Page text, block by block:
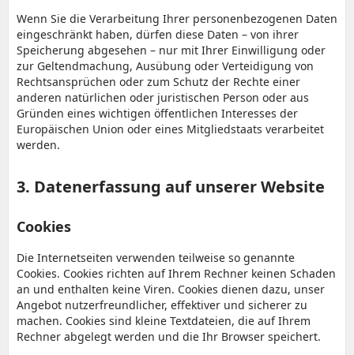
Wenn Sie die Verarbeitung Ihrer personenbezogenen Daten
eingeschränkt haben, dürfen diese Daten – von ihrer
Speicherung abgesehen – nur mit Ihrer Einwilligung oder
zur Geltendmachung, Ausübung oder Verteidigung von
Rechtsansprüchen oder zum Schutz der Rechte einer
anderen natürlichen oder juristischen Person oder aus
Gründen eines wichtigen öffentlichen Interesses der
Europäischen Union oder eines Mitgliedstaats verarbeitet
werden.
3. Datenerfassung auf unserer Website
Cookies
Die Internetseiten verwenden teilweise so genannte
Cookies. Cookies richten auf Ihrem Rechner keinen Schaden
an und enthalten keine Viren. Cookies dienen dazu, unser
Angebot nutzerfreundlicher, effektiver und sicherer zu
machen. Cookies sind kleine Textdateien, die auf Ihrem
Rechner abgelegt werden und die Ihr Browser speichert.